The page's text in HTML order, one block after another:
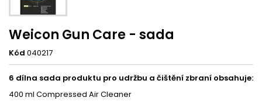
Weicon Gun Care - sada
Kód 040217
6 dílna sada produktu pro udržbu a čištění zbraní obsahuje:
400 ml Compressed Air Cleaner